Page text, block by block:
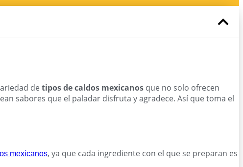
detipos de caldos mexicanos que no solo ofrecen
sabores que el paladar disfruta y agradece. Así que toma el
mexicanos, ya que cada ingrediente con el que se preparan es